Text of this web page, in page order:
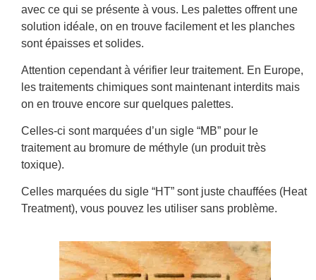
avec ce qui se présente à vous. Les palettes offrent une
solution idéale, on en trouve facilement et les planches
sont épaisses et solides.
Attention cependant à vérifier leur traitement. En Europe,
les traitements chimiques sont maintenant interdits mais
on en trouve encore sur quelques palettes.
Celles-ci sont marquées d’un sigle “MB” pour le
traitement au bromure de méthyle (un produit très
toxique).
Celles marquées du sigle “HT” sont juste chauffées (Heat
Treatment), vous pouvez les utiliser sans problème.